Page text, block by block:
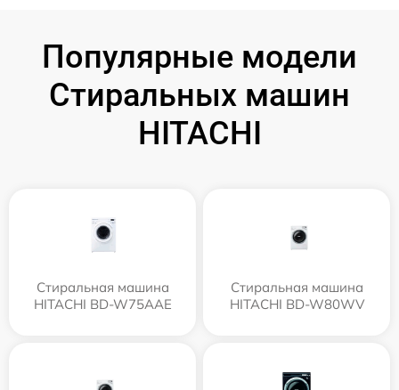
Популярные модели
Стиральных машин
HITACHI
Стиральная машина
HITACHI BD-W75AAE
Стиральная машина
HITACHI BD-W80WV